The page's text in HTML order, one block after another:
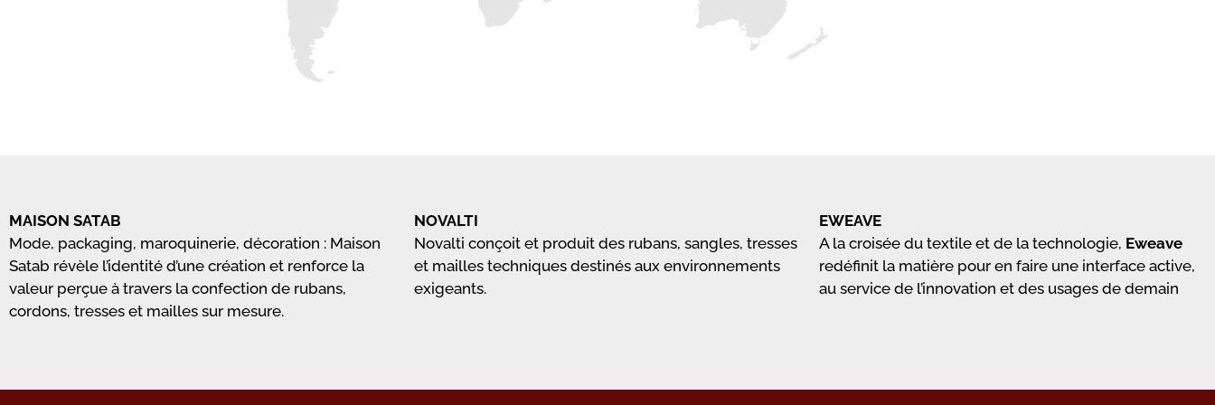
MAISON SATAB
Mode, packaging, maroquinerie, décoration : Maison
Satab révèle l’identité d’une création et renforce la
valeur perçue à travers la confection de rubans,
cordons, tresses et mailles sur mesure.
NOVALTI
Novalti conçoit et produit des rubans, sangles, tresses
et mailles techniques destinés aux environnements
exigeants.
EWEAVE
A la croisée du textile et de la technologie, Eweave
redéfinit la matière pour en faire une interface active,
au service de l’innovation et des usages de demain